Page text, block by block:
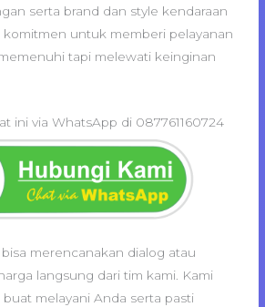
serta brand dan style kendaraan
komitmen untuk memberi pelayanan
tapi melewati keinginan
ini via WhatsApp di 087761160724
merencanakan dialog atau
langsung dari tim kami. Kami
melayani Anda serta pasti